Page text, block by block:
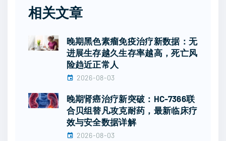
相关文章
晚期黑色素瘤免疫治疗新数据：无
进展生存越久生存率越高，死亡风
险趋近正常人
2026-08-03
晚期肾癌治疗新突破：HC-7366联
合贝组替凡攻克耐药，最新临床疗
效与安全数据详解
2026-08-03